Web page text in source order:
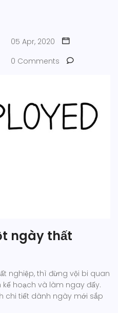
05 Apr, 2020
0 Comments
ngày thất
nghiệp, thì đừng vội bi quan
hoạch và làm ngay đấy.
chi tiết dành ngày mới sắp